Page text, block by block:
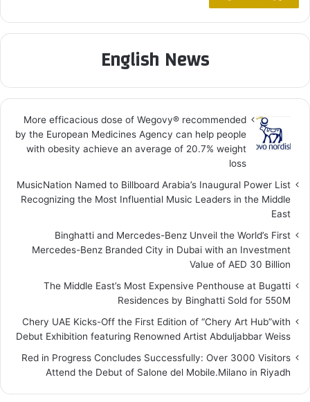
English News
More efficacious dose of Wegovy®️ recommended
by the European Medicines Agency can help people
with obesity achieve an average of 20.7% weight
loss
MusicNation Named to Billboard Arabia’s Inaugural Power List
Recognizing the Most Influential Music Leaders in the Middle
East
Binghatti and Mercedes-Benz Unveil the World’s First
Mercedes-Benz Branded City in Dubai with an Investment
Value of AED 30 Billion
The Middle East’s Most Expensive Penthouse at Bugatti
Residences by Binghatti Sold for 550M
Chery UAE Kicks-Off the First Edition of “Chery Art Hub”with
Debut Exhibition featuring Renowned Artist Abduljabbar Weiss
Red in Progress Concludes Successfully: Over 3000 Visitors
Attend the Debut of Salone del Mobile.Milano in Riyadh